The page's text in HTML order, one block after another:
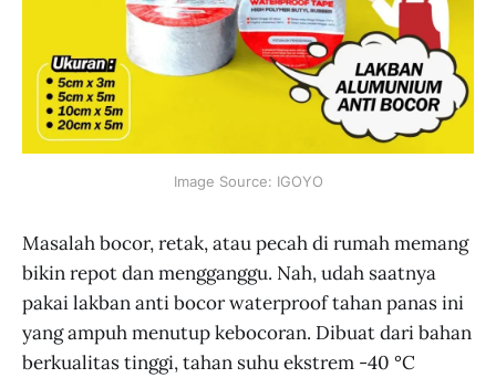
Image Source: IGOYO
Masalah bocor, retak, atau pecah di rumah memang
bikin repot dan mengganggu. Nah, udah saatnya
pakai lakban anti bocor waterproof tahan panas ini
yang ampuh menutup kebocoran. Dibuat dari bahan
berkualitas tinggi, tahan suhu ekstrem -40 °C